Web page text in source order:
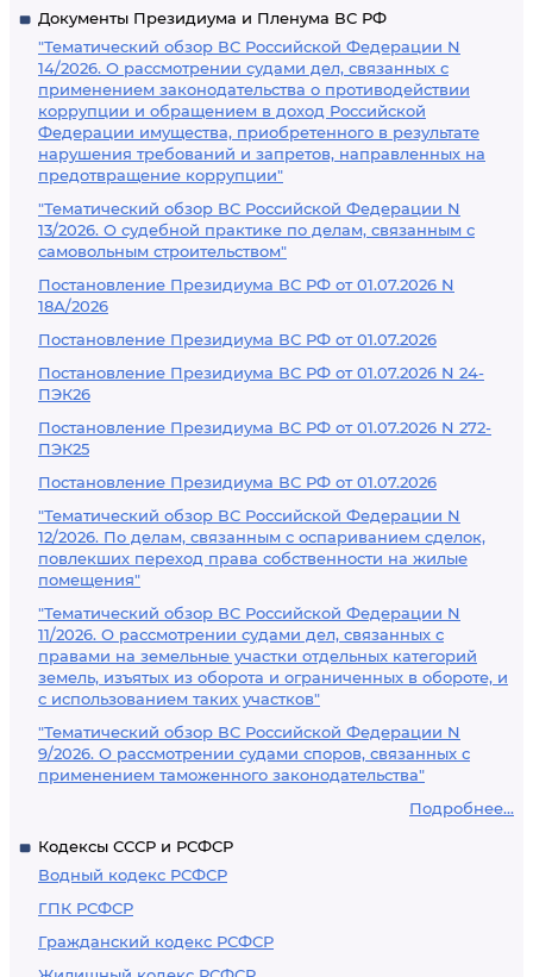
Документы Президиума и Пленума ВС РФ
"Тематический обзор ВС Российской Федерации N
14/2026. О рассмотрении судами дел, связанных с
применением законодательства о противодействии
коррупции и обращением в доход Российской
Федерации имущества, приобретенного в результате
нарушения требований и запретов, направленных на
предотвращение коррупции"
"Тематический обзор ВС Российской Федерации N
13/2026. О судебной практике по делам, связанным с
самовольным строительством"
Постановление Президиума ВС РФ от 01.07.2026 N
18А/2026
Постановление Президиума ВС РФ от 01.07.2026
Постановление Президиума ВС РФ от 01.07.2026 N 24-
ПЭК26
Постановление Президиума ВС РФ от 01.07.2026 N 272-
ПЭК25
Постановление Президиума ВС РФ от 01.07.2026
"Тематический обзор ВС Российской Федерации N
12/2026. По делам, связанным с оспариванием сделок,
повлекших переход права собственности на жилые
помещения"
"Тематический обзор ВС Российской Федерации N
11/2026. О рассмотрении судами дел, связанных с
правами на земельные участки отдельных категорий
земель, изъятых из оборота и ограниченных в обороте, и
с использованием таких участков"
"Тематический обзор ВС Российской Федерации N
9/2026. О рассмотрении судами споров, связанных с
применением таможенного законодательства"
Подробнее...
Кодексы СССР и РСФСР
Водный кодекс РСФСР
ГПК РСФСР
Гражданский кодекс РСФСР